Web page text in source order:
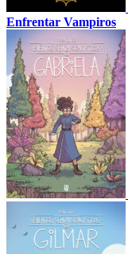
Enfrentar Vampiros